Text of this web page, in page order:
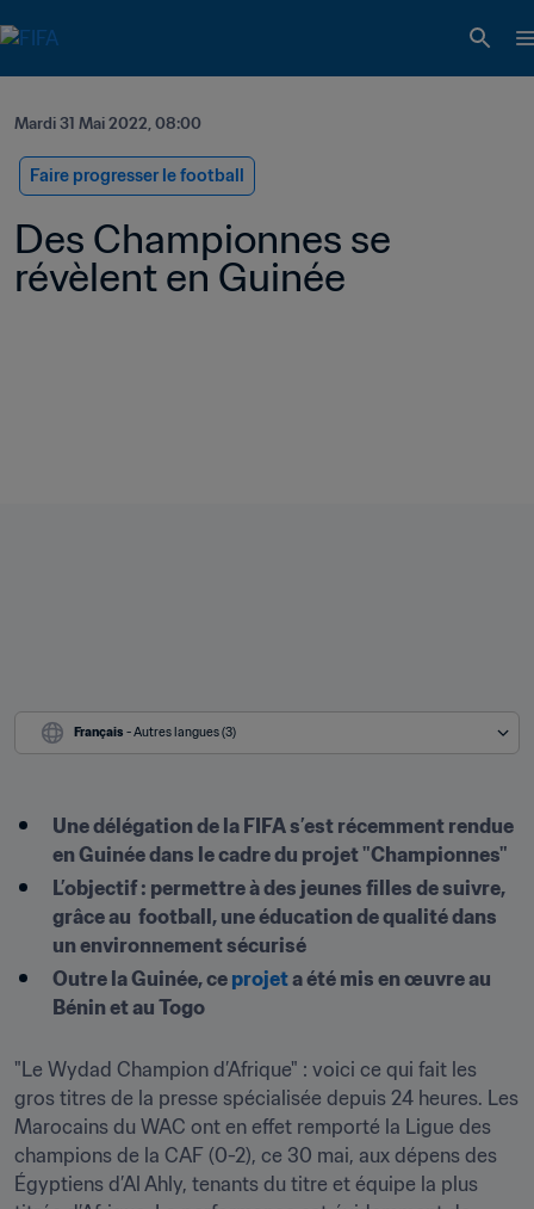
Mardi 31 Mai 2022, 08:00
Faire progresser le football
Des Championnes se
révèlent en Guinée
Français - Autres langues (3)
Une délégation de la FIFA s’est récemment rendue
en Guinée dans le cadre du projet "Championnes"
L’objectif : permettre à des jeunes filles de suivre,
grâce au  football, une éducation de qualité dans
un environnement sécurisé
Outre la Guinée, ce projet a été mis en œuvre au
Bénin et au Togo
"Le Wydad Champion d’Afrique" : voici ce qui fait les
gros titres de la presse spécialisée depuis 24 heures. Les
Marocains du WAC ont en effet remporté la Ligue des
champions de la CAF (0-2), ce 30 mai, aux dépens des
Égyptiens d’Al Ahly, tenants du titre et équipe la plus